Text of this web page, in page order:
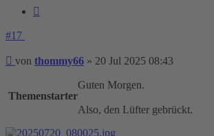
#17
Beitrag
von thommy66 » 20 Jul 2025 08:43
Themenstarter
Guten Morgen.
Also, den Lüfter gebrückt.